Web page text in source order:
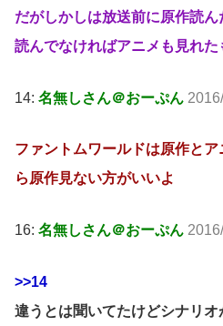
だがしかしは放送前に原作読
読んでなければアニメも見れた
14: 名無しさん＠おーぷん
ファントムワールドは原作と
ら原作見ない方がいいよ
16: 名無しさん＠おーぷん
>>14
違うとは聞いてたけどシナリオ